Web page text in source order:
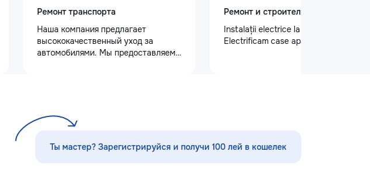
Ремонт транспорта
Наша компания предлагает
высококачественный уход за
автомобилями. Мы предоставляем
защитными пленками, полировку
ремонт царапин на кузове.
Ремонт и строительство
Instalații electrice la cel mai înalt nivel
Electrificam case apartamente oficii
Ты мастер? Зарегистрируйся и получи 100 лей в кошелек